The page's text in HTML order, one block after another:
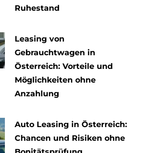
Ruhestand
Leasing von
Gebrauchtwagen in
Österreich: Vorteile und
Möglichkeiten ohne
Anzahlung
Auto Leasing in Österreich:
Chancen und Risiken ohne